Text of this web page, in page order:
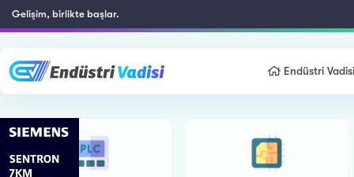
Gelişim, birlikte başlar.
Endüstri Vadisi